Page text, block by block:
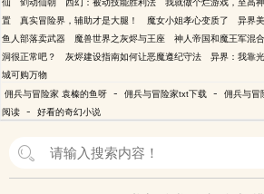
置
真实冒险界，辅助才是大腿！ 魔女小姐孝心变质了 异界
鱼人部落卖武器
魔兽世界之灰烬与王座 神人帝国和魔王军混
洞很正常吧？
灰烬建设指南如何让恶魔遵纪守法 异界：我靠
城可购万物
佣兵与冒险家 袁榛的鱼呀 - 佣兵与冒险家txt下载 - 佣兵与冒
阅读 - 好看的奇幻小说